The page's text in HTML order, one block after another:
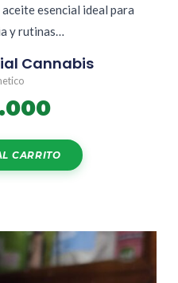
esencial ideal para
y rutinas…
Cannabis
CARRITO